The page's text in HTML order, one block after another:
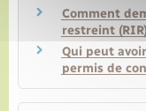
Comment
restreint
Qui peut
permis de